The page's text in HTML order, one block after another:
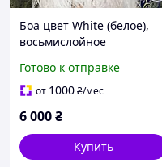
Боа цвет White (белое),
восьмислойное
18см)
Готово к отправке
от 1000₴/мес
6 000₴
Купить